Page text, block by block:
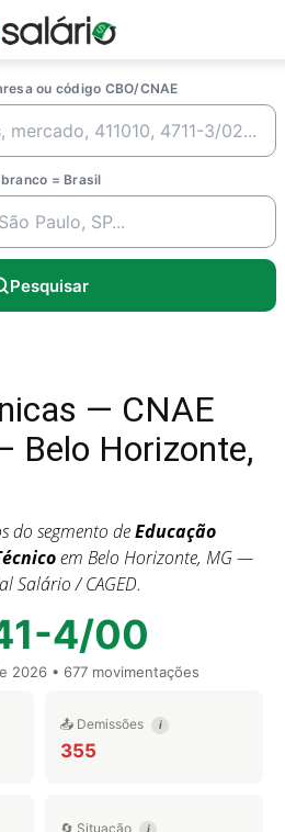
ou código CBO/CNAE
branco = Brasil
Pesquisar
— CNAE
Belo Horizonte,
do segmento deEducação
em Belo Horizonte, MG —
Salário / CAGED.
4/00
2026 • 677 movimentações
📤 Demissões i
355
🔄 Situação i